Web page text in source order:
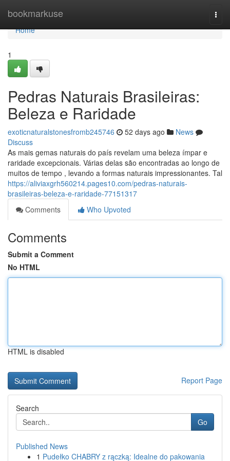
bookmarkuse
Home
Home
1
Pedras Naturais Brasileiras:
Beleza e Raridade
exoticnaturalstonesfromb245746 52 days ago
News
Discuss
As mais gemas naturais do país revelam uma beleza ímpar e
raridade excepcionais. Várias delas são encontradas ao longo de
muitos de tempo , levando a formas naturais impressionantes. Tal
https://aliviaxgrh560214.pages10.com/pedras-naturais-
brasileiras-beleza-e-raridade-77151317
Comments
Who Upvoted
Comments
Submit a Comment
No HTML
HTML is disabled
Report Page
Search
Go
Published News
1 Pudełko CHABRY z rączką: Idealne do pakowania